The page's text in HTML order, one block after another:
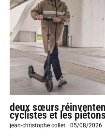
deux sœurs
cyclistes et les
jean-christophe collet -05/08/2026